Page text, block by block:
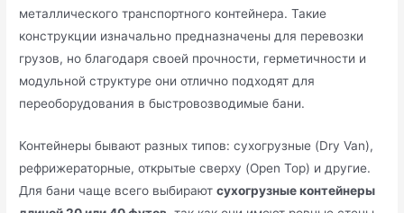
металлического транспортного контейнера. Такие
конструкции изначально предназначены для перевозки
грузов, но благодаря своей прочности, герметичности и
модульной структуре они отлично подходят для
переоборудования в быстровозводимые бани.
Контейнеры бывают разных типов: сухогрузные (Dry Van),
рефрижераторные, открытые сверху (Open Top) и другие.
Для бани чаще всего выбираютсухогрузные контейнеры